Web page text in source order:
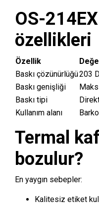
OS-
özellikleri
Özellik
Baskı çözünürlüğü203
Baskı genişliği
Baskı tipi
Kullanım alanı
Termal
bozulur?
En yaygın sebepler:
Kalitesiz etiket